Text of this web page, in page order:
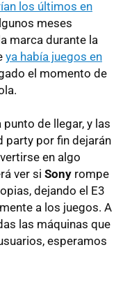
los últimos en
meses
marca durante la
ya había juegos en
el momento de
de llegar, y las
party por fin dejarán
en algo
ver si Sony rompe
dejando el E3
a los juegos. A
las máquinas que
esperamos